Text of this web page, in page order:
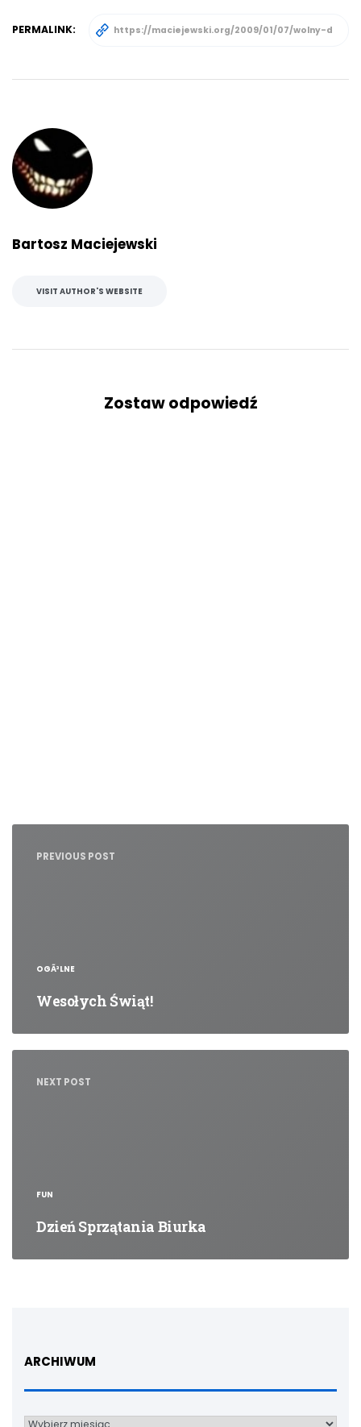
PERMALINK:
Bartosz Maciejewski
VISIT AUTHOR'S WEBSITE
Zostaw odpowiedź
Nawigacja
PREVIOUS POST
OGÃ³LNE
Wesołych Świąt!
NEXT POST
FUN
Dzień Sprzątania Biurka
ARCHIWUM
Archiwum